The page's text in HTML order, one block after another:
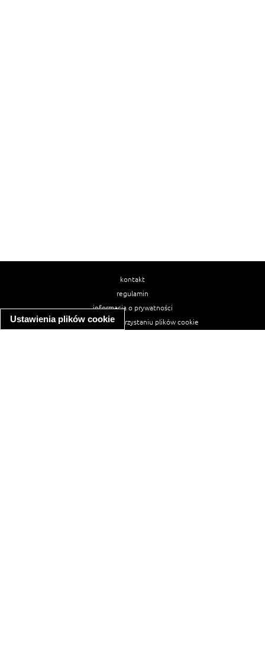
Ustawienia plików cookie
kontakt
regulamin
informacja o prywatności
informacja o wykorzystaniu plików cookie